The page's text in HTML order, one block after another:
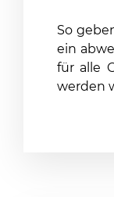
So
ein
für alle
werden